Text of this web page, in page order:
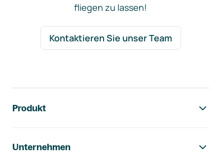
fliegen zu lassen!
Kontaktieren Sie unser Team
Produkt
Unternehmen